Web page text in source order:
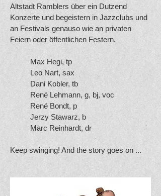
Altstadt Ramblers über ein Dutzend
Konzerte und begeistern in Jazzclubs und
an Festivals genauso wie an privaten
Feiern oder öffentlichen Festern.
Max Hegi, tp
Leo Nart, sax
Dani Kobler, tb
René Lehmann, g, bj, voc
René Bondt, p
Jerzy Stawarz, b
Marc Reinhardt, dr
Keep swinging! And the story goes on ...